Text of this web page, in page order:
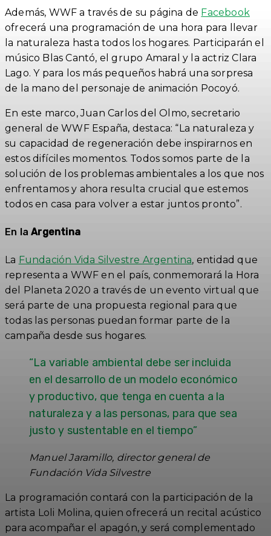
Además, WWF a través de su página de Facebook
ofrecerá una programación de una hora para llevar
la naturaleza hasta todos los hogares. Participarán el
músico Blas Cantó, el grupo Amaral y la actriz Clara
Lago. Y para los más pequeños habrá una sorpresa
de la mano del personaje de animación Pocoyó.
En este marco, Juan Carlos del Olmo, secretario
general de WWF España, destaca: “La naturaleza y
su capacidad de regeneración debe inspirarnos en
estos difíciles momentos. Todos somos parte de la
solución de los problemas ambientales a los que nos
enfrentamos y ahora resulta crucial que estemos
todos en casa para volver a estar juntos pronto”.
En laArgentina
La Fundación Vida Silvestre Argentina, entidad que
representa a WWF en el país, conmemorará la Hora
del Planeta 2020 a través de un evento virtual que
será parte de una propuesta regional para que
todas las personas puedan formar parte de la
campaña desde sus hogares.
“La variable ambiental debe ser incluida
en el desarrollo de un modelo económico
y productivo, que tenga en cuenta a la
naturaleza y a las personas, para que sea
justo y sustentable en el tiempo”
Manuel Jaramillo, director general de
Fundación Vida Silvestre
La programación contará con la participación de la
artista Loli Molina, quien ofrecerá un recital acústico
para acompañar el apagón, y será complementado